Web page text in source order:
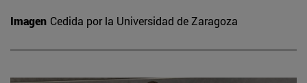
Imagen Cedida por la Universidad de Zaragoza